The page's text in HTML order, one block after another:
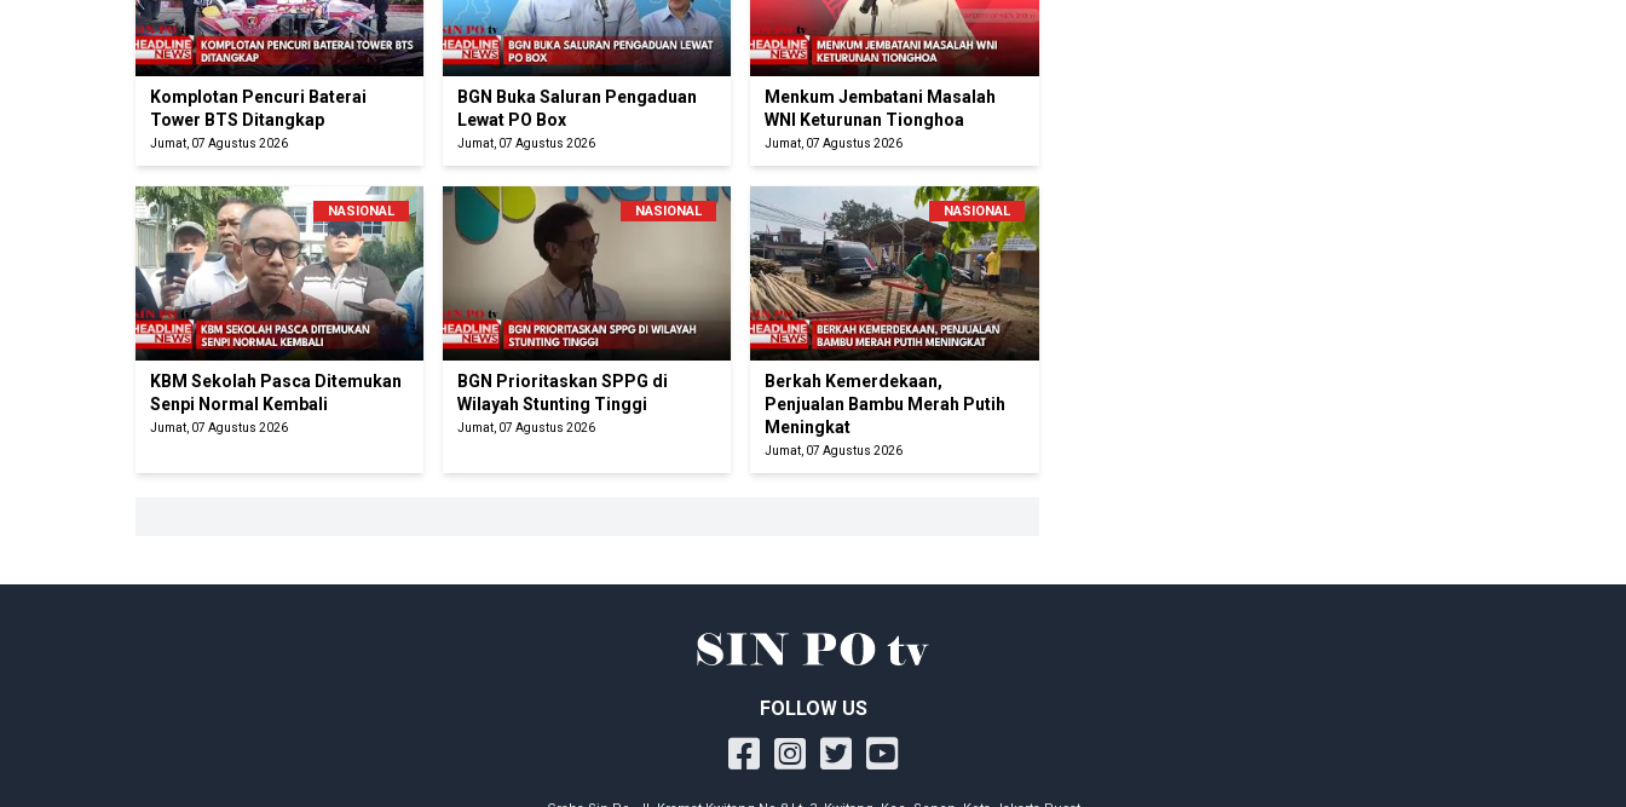
Komplotan Pencuri Baterai
Tower BTS Ditangkap
Jumat, 07 Agustus 2026
BGN Buka Saluran Pengaduan
Lewat PO Box
Jumat, 07 Agustus 2026
Menkum Jembatani Masalah
WNI Keturunan Tionghoa
Jumat, 07 Agustus 2026
NASIONAL
KBM Sekolah Pasca Ditemukan
Senpi Normal Kembali
Jumat, 07 Agustus 2026
NASIONAL
BGN Prioritaskan SPPG di
Wilayah Stunting Tinggi
Jumat, 07 Agustus 2026
NASIONAL
Berkah Kemerdekaan,
Penjualan Bambu Merah Putih
Meningkat
Jumat, 07 Agustus 2026
FOLLOW US